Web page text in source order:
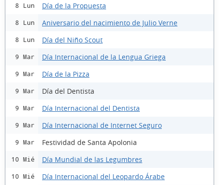
8 Lun Día de la Propuesta
8 Lun Aniversario del nacimiento de Julio Verne
8 Lun Día del Niño Scout
9 Mar Día Internacional de la Lengua Griega
9 Mar Día de la Pizza
9 Mar Día del Dentista
9 Mar Día Internacional del Dentista
9 Mar Día Internacional de Internet Seguro
9 Mar Festividad de Santa Apolonia
10 Mié Día Mundial de las Legumbres
10 Mié Día Internacional del Leopardo Árabe